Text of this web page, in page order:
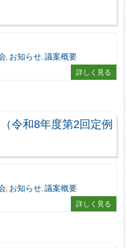
, お知らせ, 議案概要
詳しく見る
令和8年度第2回定例
, お知らせ, 議案概要
詳しく見る